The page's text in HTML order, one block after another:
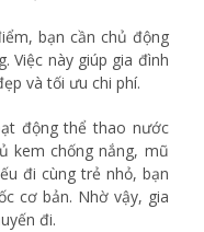
bạn cần chủ động
Việc này giúp gia đình
và tối ưu chi phí.
động thể thao nước
kem chống nắng, mũ
đi cùng trẻ nhỏ, bạn
cơ bản. Nhờ vậy, gia
đi.